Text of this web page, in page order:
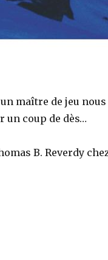
maître de jeu
un coup de dès…
B. Reverdy